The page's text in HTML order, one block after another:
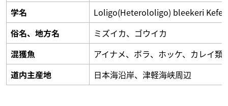
学名
Loligo(Heterololigo) bleekeri
俗名、地方名
ミズイカ、ゴウイカ
混獲魚
アイナメ、ボラ、ホッケ、カレイ類
道内主産地
日本海沿岸、津軽海峡周辺